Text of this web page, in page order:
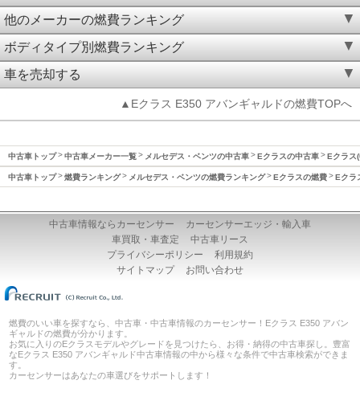
他のメーカーの燃費ランキング
ボディタイプ別燃費ランキング
車を売却する
▲Eクラス E350 アバンギャルドの燃費TOPへ
中古車トップ 中古車メーカー一覧 メルセデス・ベンツの中古車 Eクラスの中古車 Eクラス
中古車トップ 燃費ランキング メルセデス・ベンツの燃費ランキング Eクラスの燃費 Eクラ
中古車情報ならカーセンサー
カーセンサーエッジ・輸入車
車買取・車査定
中古車リース
プライバシーポリシー
利用規約
サイトマップ
お問い合わせ
燃費のいい車を探すなら、中古車・中古車情報のカーセンサー！Eクラス E350 アバン
ギャルドの燃費が分かります。
お気に入りのEクラスモデルやグレードを見つけたら、お得・納得の中古車探し。豊富
なEクラス E350 アバンギャルド中古車情報の中から様々な条件で中古車検索ができま
す。
カーセンサーはあなたの車選びをサポートします！